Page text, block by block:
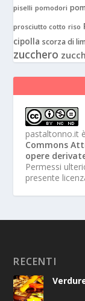
piselli pomodori
prosciutto cotto riso
cipolla scorza di
zucchero
pastaltonno.it
Commons
opere
Permessi
presente
RECENTI